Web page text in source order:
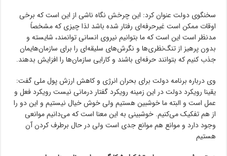
سخنگوی دولت عنوان کرد: این چرخش نگاه ناشی از این است که برخی
اوقات ممکن است غیرحرفه‌ای رفتار شده باشد لذا چیزی که مشخصاً
مدنظر است این است که ما بتوانیم نیروی انسانی توانمند، شایسته و
بدون پرهیز از تنگ‌نظری‌ها و نگرش‌های سلیقه‌ای را برای سازمان‌هایمان
جذب کنیم که بتوانند حرفه‌ای باشند و کارایی سازمان‌ها را افزایش بدهند.
وی درباره برنامه دولت برای بحران انرژی و کاهش ارزش پول ملی گفت:
یقینا رویکرد دولت در این زمینه رویکرد گفتار درمانی نیست رویکرد فعل و
عمل است و البته ما خوشبین هستیم ولی خوش خیال نیستیم و این دو را
از هم تفکیک می‌کنیم. خوشبینی به این معنا است که می‌دانیم موانعی
وجود دارد و موانع هم موانع جدی است ولی در حال برطرف کردن آن
هستیم